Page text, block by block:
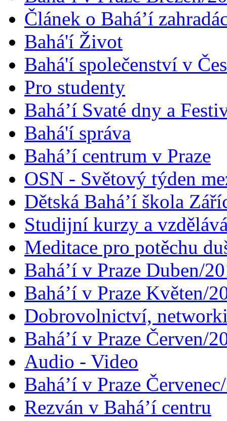
Článek o Bahá’í
Bahá'í Život
Bahá'í společenství v
Pro studenty
Bahá’í Svaté dny a
Bahá'í správa
Bahá’í centrum v Praze
OSN - Světový týden
Dětská Bahá’í škola
Studijní kurzy a
Meditace pro potěchu
Bahá’í v Praze Duben/
Bahá’í v Praze Květen/
Dobrovolnictví,
Bahá’í v Praze Červen/
Audio - Video
Bahá’í v Praze
Rezván v Bahá’í centru